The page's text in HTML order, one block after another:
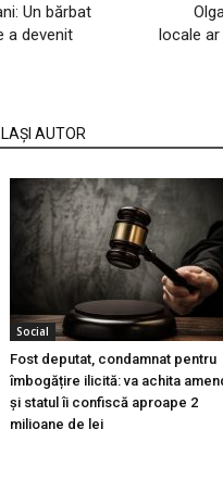
Un bărbat
a devenit
locale
AUTOR
Social
Fost deputat, condamnat pentru
îmbogățire ilicită: va achita
și statul îi confiscă aproape 2
milioane de lei